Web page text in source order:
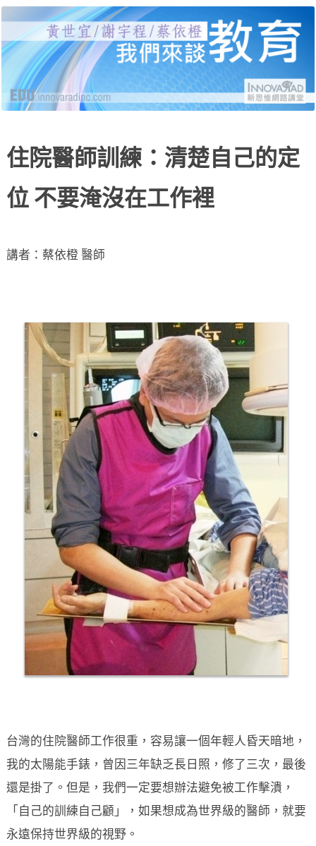
新思惟網路講堂：我們來
談教育
黃世宜老師、謝宇程研究員、蔡依橙醫師，分別
就受教育、自我教育、給教育三個面向，說明當
代的困境與解答，並有線上提問與回覆。
住院醫師訓練：清楚自己的定
位 不要淹沒在工作裡
講者：蔡依橙 醫師
台灣的住院醫師工作很重，容易讓一個年輕人昏天暗地，
我的太陽能手錶，曾因三年缺乏長日照，修了三次，最後
還是掛了。但是，我們一定要想辦法避免被工作擊潰，
「自己的訓練自己顧」，如果想成為世界級的醫師，就要
永遠保持世界級的視野。